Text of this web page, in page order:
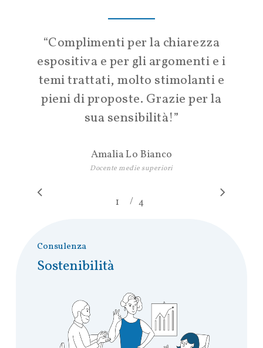
“Complimenti per la chiarezza
espositiva e per gli argomenti e i
temi trattati, molto stimolanti e
pieni di proposte. Grazie per la
sua sensibilità!”
Amalia Lo Bianco
Docente medie superiori
1 2 3
/ 4
Consulenza
Sostenibilità